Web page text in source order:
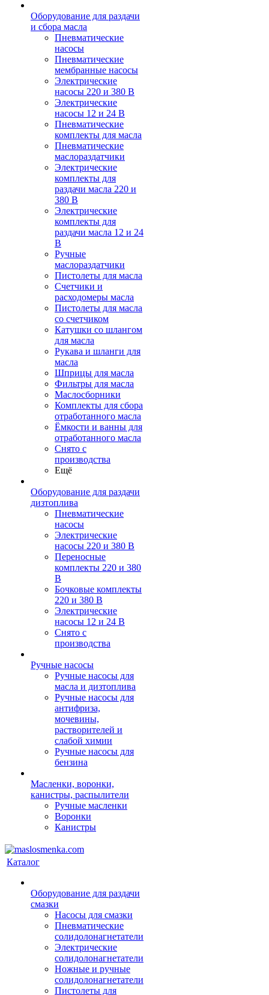
Оборудование для раздачи
и сбора масла
Пневматические
насосы
Пневматические
мембранные насосы
Электрические
насосы 220 и 380 В
Электрические
насосы 12 и 24 В
Пневматические
комплекты для масла
Пневматические
маслораздатчики
Электрические
комплекты для
раздачи масла 220 и
380 В
Электрические
комплекты для
раздачи масла 12 и 24
В
Ручные
маслораздатчики
Пистолеты для масла
Счетчики и
расходомеры масла
Пистолеты для масла
со счетчиком
Катушки со шлангом
для масла
Рукава и шланги для
масла
Шприцы для масла
Фильтры для масла
Маслосборники
Комплекты для сбора
отработанного масла
Ёмкости и ванны для
отработанного масла
Снято с
производства
Ещё
Оборудование для раздачи
дизтоплива
Пневматические
насосы
Электрические
насосы 220 и 380 В
Переносные
комплекты 220 и 380
В
Бочковые комплекты
220 и 380 В
Электрические
насосы 12 и 24 В
Снято с
производства
Ручные насосы
Ручные насосы для
масла и дизтоплива
Ручные насосы для
антифриза,
мочевины,
растворителей и
слабой химии
Ручные насосы для
бензина
Масленки, воронки,
канистры, распылители
Ручные масленки
Воронки
Канистры
Каталог
Оборудование для раздачи
смазки
Насосы для смазки
Пневматические
солидолонагнетатели
Электрические
солидолонагнетатели
Ножные и ручные
солидолонагнетатели
Пистолеты для